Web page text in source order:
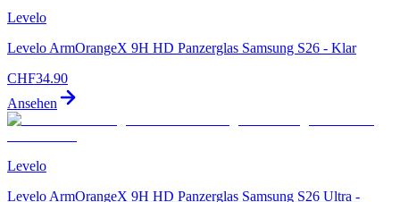
Levelo
Levelo ArmOrangeX 9H HD Panzerglas Samsung S26 - Klar
CHF34.90
Ansehen
Levelo
Levelo ArmOrangeX 9H HD Panzerglas Samsung S26 Ultra -